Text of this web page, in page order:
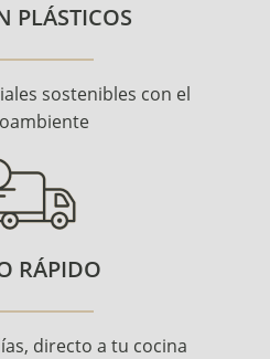
PLÁSTICOS
sostenibles con el
RÁPIDO
directo a tu cocina